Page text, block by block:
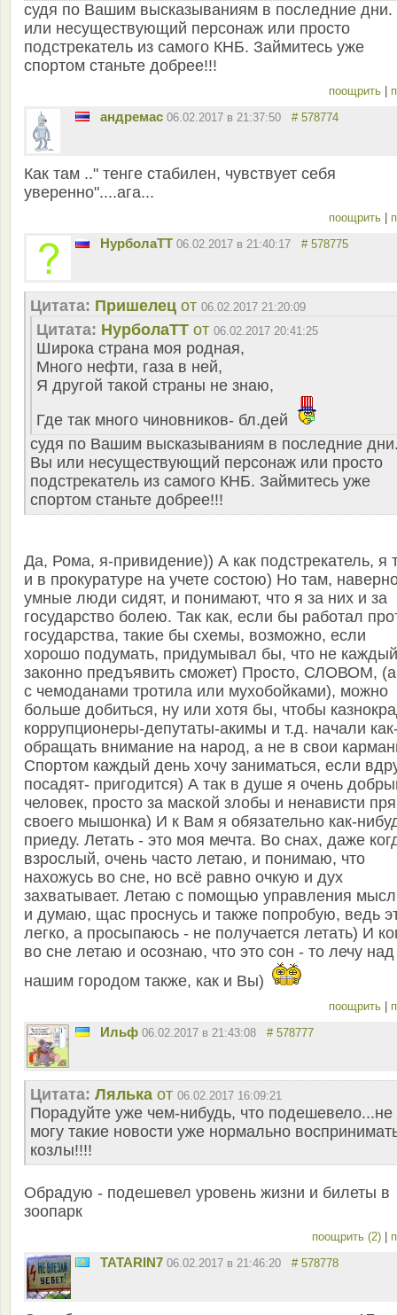
судя по Вашим высказываниям в последние
или несуществующий персонаж или просто
подстрекатель из самого КНБ. Займитесь уже
спортом станьте добрее!!!
поощрить
андремас 06.02.2017 в 21:37:50 # 578774
Как там .." тенге стабилен, чувствует себя
уверенно"....ага...
поощрить
НурболаТТ 06.02.2017 в 21:40:17 # 578775
Цитата: Пришелец от 06.02.2017 21:20:09
Цитата: НурболаТТ от 06.02.2017 20:41:25
Широка страна моя родная,
Много нефти, газа в ней,
Я другой такой страны не знаю,
Где так много чиновников- бл.дей
судя по Вашим высказываниям в последние
Вы или несуществующий персонаж или просто
подстрекатель из самого КНБ. Займитесь уже
спортом станьте добрее!!!
Да, Рома, я-привидение)) А как подстрекатель, я
и в прокуратуре на учете состою) Но там,
умные люди сидят, и понимают, что я за них и за
государство болею. Так как, если бы работал
государства, такие бы схемы, возможно, если
хорошо подумать, придумывал бы, что не каждый
законно предъявить сможет) Просто, СЛОВОМ,
с чемоданами тротила или мухобойками), можно
больше добиться, ну или хотя бы, чтобы
коррупционеры-депутаты-акимы и т.д. начали
обращать внимание на народ, а не в свои
Спортом каждый день хочу заниматься, если
посадят- пригодится) А так в душе я очень
человек, просто за маской злобы и ненависти
своего мышонка) И к Вам я обязательно как-
приеду. Летать - это моя мечта. Во снах, даже
взрослый, очень часто летаю, и понимаю, что
нахожусь во сне, но всё равно очкую и дух
захватывает. Летаю с помощью управления
и думаю, щас проснусь и также попробую, ведь
легко, а просыпаюсь - не получается летать) И
во сне летаю и осознаю, что это сон - то лечу над
нашим городом также, как и Вы)
поощрить
Ильф 06.02.2017 в 21:43:08 # 578777
Цитата: Лялька от 06.02.2017 16:09:21
Порадуйте уже чем-нибудь, что подешевело...не
могу такие новости уже нормально
козлы!!!!
Обрадую - подешевел уровень жизни и билеты в
зоопарк
поощрить (2)
TATARIN7 06.02.2017 в 21:46:20 # 578778